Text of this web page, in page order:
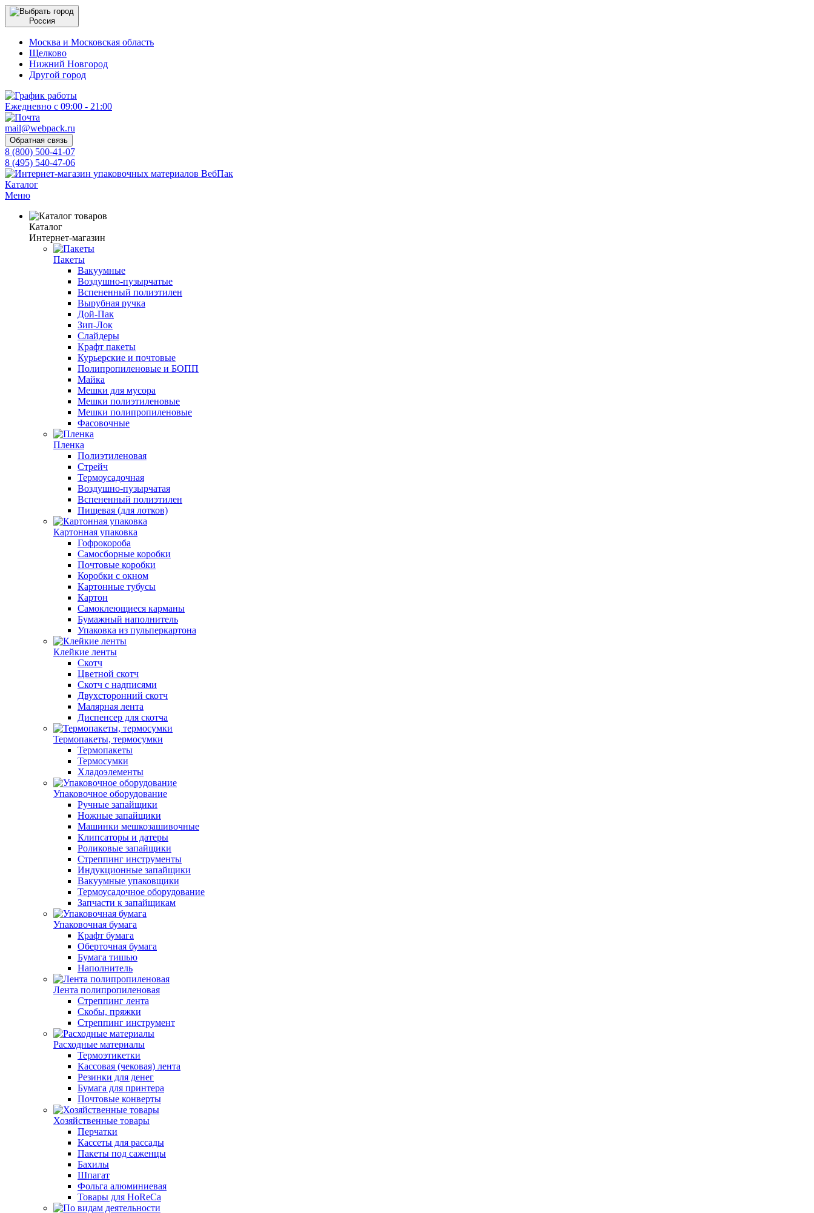
Россия
Москва и Московская область
Щелково
Нижний Новгород
Другой город
Ежедневно с 09:00 - 21:00
mail@webpack.ru
Обратная связь
8 (800) 500-41-07
8 (495) 540-47-06
Каталог
Меню
Каталог
Интернет-магазин
Пакеты
Вакуумные
Воздушно-пузырчатые
Вспененный полиэтилен
Вырубная ручка
Дой-Пак
Зип-Лок
Слайдеры
Крафт пакеты
Курьерские и почтовые
Полипропиленовые и БОПП
Майка
Мешки для мусора
Мешки полиэтиленовые
Мешки полипропиленовые
Фасовочные
Пленка
Полиэтиленовая
Стрейч
Термоусадочная
Воздушно-пузырчатая
Вспененный полиэтилен
Пищевая (для лотков)
Картонная упаковка
Гофрокороба
Самосборные коробки
Почтовые коробки
Коробки с окном
Картонные тубусы
Картон
Самоклеющиеся карманы
Бумажный наполнитель
Упаковка из пульперкартона
Клейкие ленты
Скотч
Цветной скотч
Скотч с надписями
Двухсторонний скотч
Малярная лента
Диспенсер для скотча
Термопакеты, термосумки
Термопакеты
Термосумки
Хладоэлементы
Упаковочное оборудование
Ручные запайщики
Ножные запайщики
Машинки мешкозашивочные
Клипсаторы и датеры
Роликовые запайщики
Стреппинг инструменты
Индукционные запайщики
Вакуумные упаковщики
Термоусадочное оборудование
Запчасти к запайщикам
Упаковочная бумага
Крафт бумага
Оберточная бумага
Бумага тишью
Наполнитель
Лента полипропиленовая
Стреппинг лента
Скобы, пряжки
Стреппинг инструмент
Расходные материалы
Термоэтикетки
Кассовая (чековая) лента
Резинки для денег
Бумага для принтера
Почтовые конверты
Хозяйственные товары
Перчатки
Кассеты для рассады
Пакеты под саженцы
Бахилы
Шпагат
Фольга алюминиевая
Товары для HoReCa